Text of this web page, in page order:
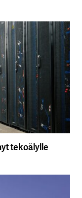
tekoälylle